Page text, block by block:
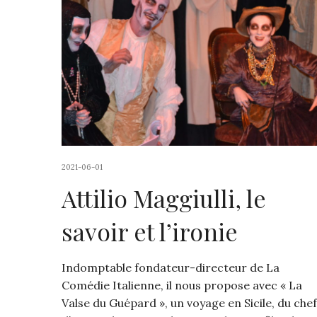
2021-06-01
Attilio Maggiulli, le
savoir et l’ironie
Indomptable fondateur-directeur de La
Comédie Italienne, il nous propose avec « La
Valse du Guépard », un voyage en Sicile, du